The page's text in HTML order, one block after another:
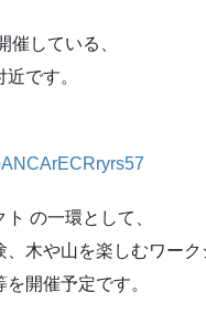
催している、
です。
の一環として、
木や山を楽しむワーク
開催予定です。